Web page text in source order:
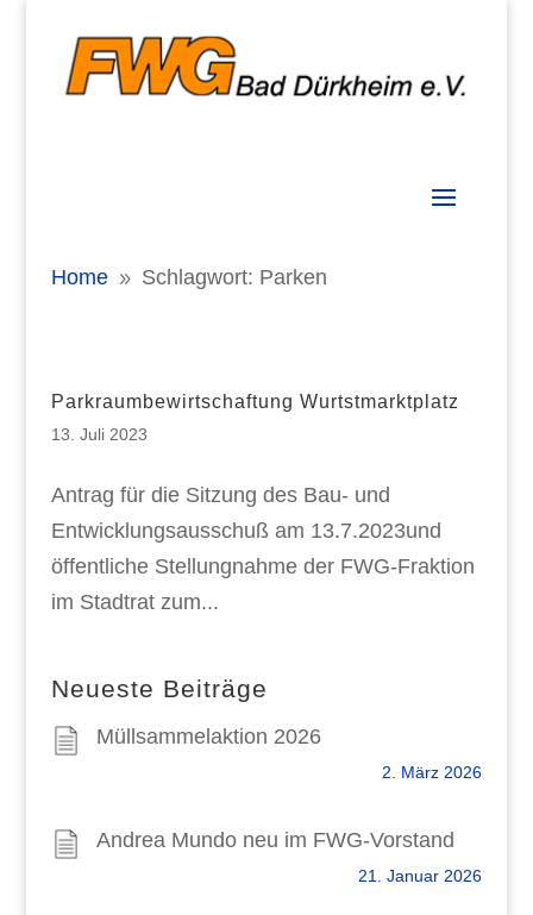
Home 9 Schlagwort: Parken
Parkraumbewirtschaftung Wurtstmarktplatz
13. Juli 2023
Antrag für die Sitzung des Bau- und
Entwicklungsausschuß am 13.7.2023und
öffentliche Stellungnahme der FWG-Fraktion
im Stadtrat zum...
Neueste Beiträge
Müllsammelaktion 2026
2. März 2026
Andrea Mundo neu im FWG-Vorstand
21. Januar 2026